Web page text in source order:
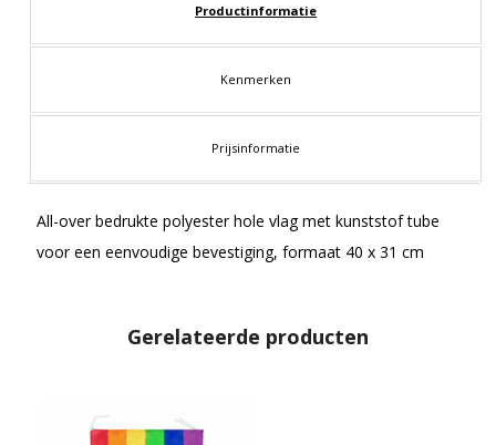
Productinformatie
Kenmerken
Prijsinformatie
All-over bedrukte polyester hole vlag met kunststof tube
voor een eenvoudige bevestiging, formaat 40 x 31 cm
Gerelateerde producten